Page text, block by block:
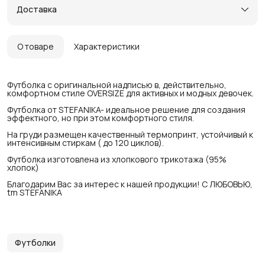
Доставка
О товаре Характеристики
Футболка c оригинальной надписью в, действительно,
комфортном стиле OVERSIZE для активных и модных девочек.
Футболка от STEFANIKA- идеальное решение для создания
эффектного, но при этом комфортного стиля.
На груди размещен качественный термопринт, устойчивый к
интенсивным стиркам ( до 120 циклов).
Футболка изготовлена из хлопкового трикотажа (95%
хлопок)
Благодарим Вас за интерес к нашей продукции! С ЛЮБОВЬЮ,
tm STEFANIKA
Футболки